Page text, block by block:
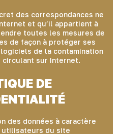
des correspondances ne
et qu’il appartient à
toutes les mesures de
de façon à protéger ses
de la contamination
circulant sur Internet.
DE
des données à caractère
utilisateurs du site